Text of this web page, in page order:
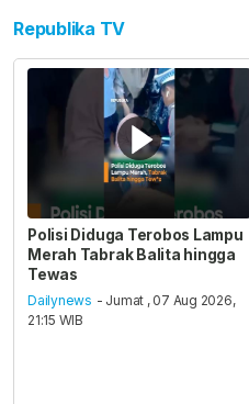
Republika TV
Polisi Diduga Terobos Lampu
Merah Tabrak Balita hingga
Tewas
Dailynews - Jumat , 07 Aug 2026,
21:15 WIB